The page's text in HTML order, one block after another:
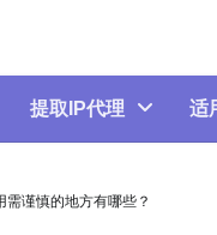
提取IP代理 适
需谨慎的地方有哪些？